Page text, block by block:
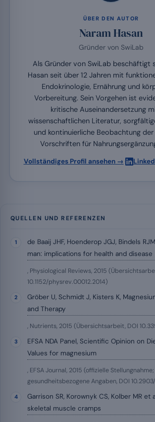
ÜBER DEN AUTOR
Naram Hasan
Gründer von SwiLab
Als Gründer von SwiLab beschäftigt
Hasan seit über 12 Jahren mit
Endokrinologie, Ernährung und
Vorbereitung. Sein Vorgehen ist
kritische Auseinandersetzung
wissenschaftlichen Literatur,
und kontinuierliche Beobachtung der
Vorschriften für
Vollständiges Profil ansehen →
QUELLEN UND REFERENZEN
de Baaij JHF, Hoenderop JGJ, Bindels
man: implications for health and disease
, Physiological Reviews, 2015
10.1152/physrev.00012.2014)
Gröber U, Schmidt J, Kisters K,
and Therapy
, Nutrients, 2015 (Übersichtsarbeit, DOI
EFSA NDA Panel, Scientific Opinion on
Values for magnesium
, EFSA Journal, 2015 (offizielle
gesundheitsbezogene Angaben, DOI
Garrison SR, Korownyk CS, Kolber MR et
skeletal muscle cramps